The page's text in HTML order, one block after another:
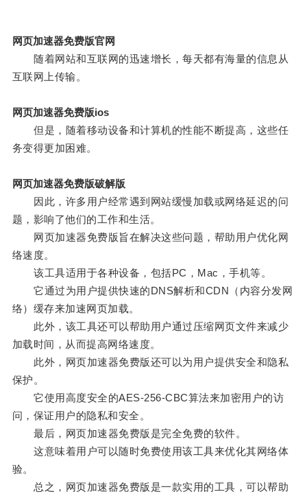
网页加速器免费版官网
随着网站和互联网的迅速增长，每天都有海量的信息从
互联网上传输。
网页加速器免费版ios
但是，随着移动设备和计算机的性能不断提高，这些任
务变得更加困难。
网页加速器免费版破解版
因此，许多用户经常遇到网站缓慢加载或网络延迟的问
题，影响了他们的工作和生活。
网页加速器免费版旨在解决这些问题，帮助用户优化网
络速度。
该工具适用于各种设备，包括PC，Mac，手机等。
它通过为用户提供快速的DNS解析和CDN（内容分发网
络）缓存来加速网页加载。
此外，该工具还可以帮助用户通过压缩网页文件来减少
加载时间，从而提高网络速度。
此外，网页加速器免费版还可以为用户提供安全和隐私
保护。
它使用高度安全的AES-256-CBC算法来加密用户的访
问，保证用户的隐私和安全。
最后，网页加速器免费版是完全免费的软件。
这意味着用户可以随时免费使用该工具来优化其网络体
验。
总之，网页加速器免费版是一款实用的工具，可以帮助